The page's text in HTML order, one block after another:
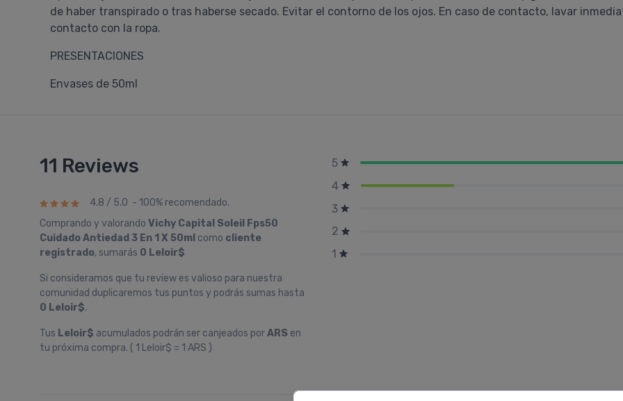
de haber transpirado o tras haberse secado. Evitar el contorno de los ojos. En caso de contacto, lavar
contacto con la ropa.
PRESENTACIONES
Envases de 50ml
11 Reviews
4.8 / 5.0 - 100% recomendado.
Comprando y valorando Vichy Capital Soleil Fps50
Cuidado Antiedad 3 En 1 X 50ml como cliente
registrado, sumarás 0 Leloir$
Si consideramos que tu review es valioso para nuestra
comunidad duplicaremos tus puntos y podrás sumas hasta
0 Leloir$.
Tus Leloir$ acumulados podrán ser canjeados porARS en
tu próxima compra. ( 1 Leloir$ = 1 ARS )
5
4
3
2
1